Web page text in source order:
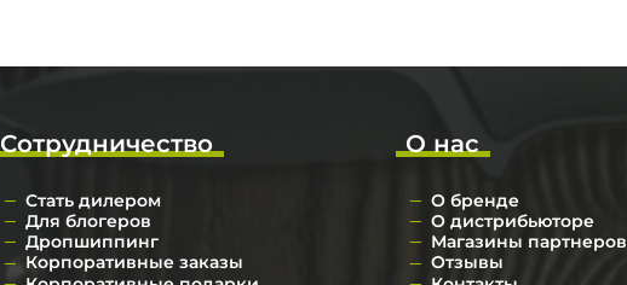
О нас
О бренде
О дистрибьюторе
Магазины партнеров
Отзывы
Сотрудничество
Стать дилером
Для блогеров
Дропшиппинг
Корпоративные заказы